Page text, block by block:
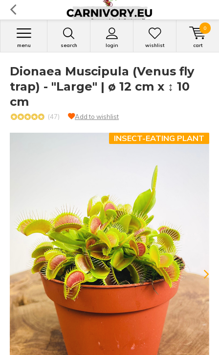
search login
menu wishlist cart
0
Dionaea Muscipula (Venus fly
trap) - "Large" | ø 12 cm x ↕ 10
cm
(47) Add to wishlist
INSECT-EATING PLANT